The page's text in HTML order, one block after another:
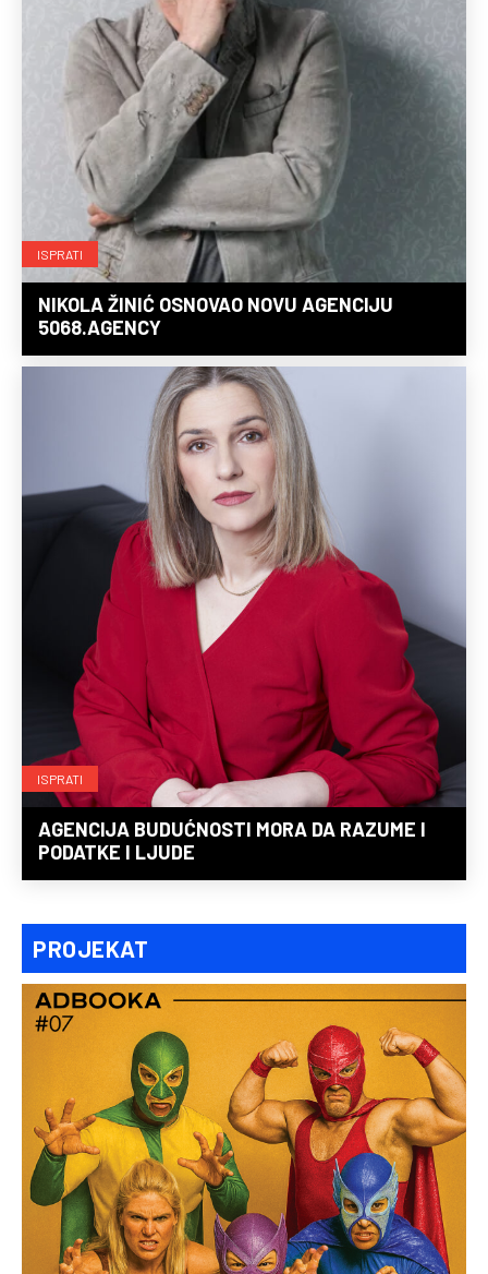
ISPRATI
NIKOLA ŽINIĆ OSNOVAO NOVU AGENCIJU
5068.AGENCY
ISPRATI
AGENCIJA BUDUĆNOSTI MORA DA RAZUME I
PODATKE I LJUDE
PROJEKAT